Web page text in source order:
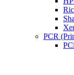
PCR